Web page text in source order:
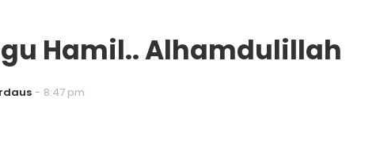
Hamil.. Alhamdulillah
- 8:47 pm